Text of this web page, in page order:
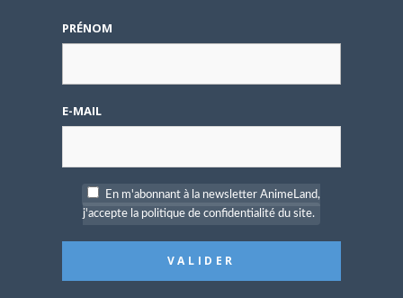
OÙ TROUVER NOS MAGAZINES
PRÉNOM
E-MAIL
En m'abonnant à la newsletter AnimeLand,
j'accepte la politique de confidentialité du site.